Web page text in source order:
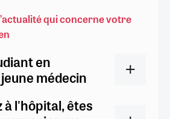
qui concerne votre
en
médecin
à l'hôpital, êtes